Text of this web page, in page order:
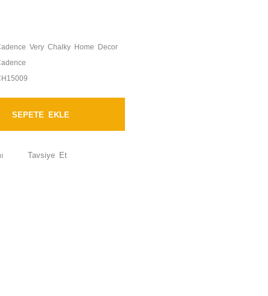
Very Chalky Home Decor
SEPETE EKLE
Tavsiye Et